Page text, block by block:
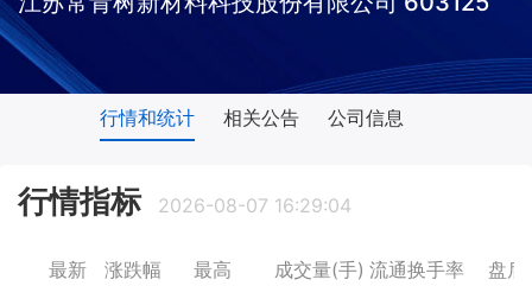
行情和统计 相关公告 公司信息
行情指标 2026-08-07 16:29:04
最新 涨跌幅 最高 成交量(手) 流通换手率 盘后